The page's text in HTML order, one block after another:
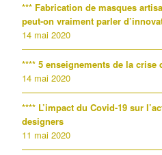
*** Fabrication de masques
peut-on vraiment parler
14 mai 2020
**** 5 enseignements de la crise
14 mai 2020
**** L’impact du Covid-19 sur
designers
11 mai 2020